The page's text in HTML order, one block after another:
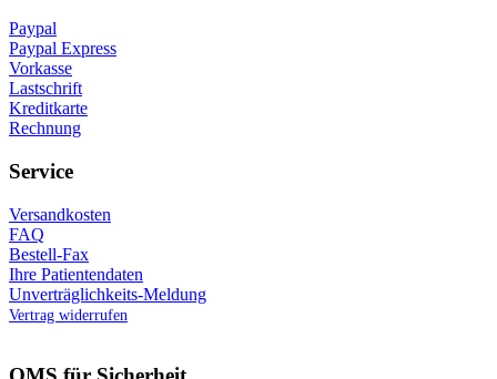
Paypal
Paypal Express
Vorkasse
Lastschrift
Kreditkarte
Rechnung
Service
Versandkosten
FAQ
Bestell-Fax
Ihre Patientendaten
Unverträglichkeits-Meldung
Vertrag widerrufen